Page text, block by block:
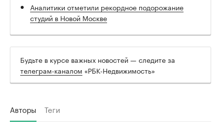
Аналитики отметили рекордное подорожание
студий в Новой Москве
Будьте в курсе важных новостей — следите за
телеграм-каналом «РБК-Недвижимость»
Авторы Теги